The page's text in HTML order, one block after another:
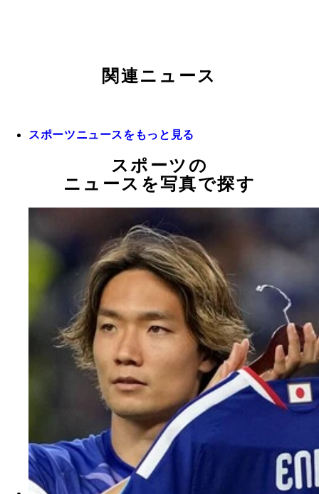
関連ニュース
スポーツニュースをもっと見る
スポーツの
ニュースを写真で探す